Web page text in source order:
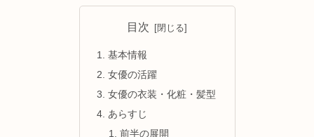
目次
基本情報
女優の活躍
女優の衣装・化粧・髪型
あらすじ
前半の展開